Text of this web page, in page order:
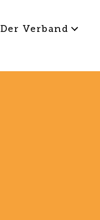
Der Verband